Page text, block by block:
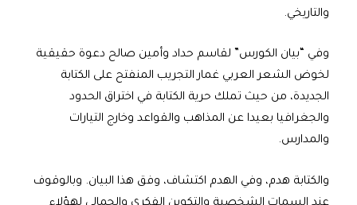
والتاريخي.
وفي “بيان الكورس” لقاسم حداد وأمين صالح دعوة حقيقية
لخوض الشعر العربي غمار التجريب المنفتح على الكتابة
الجديدة، من حيث تملك حرية الكتابة في اختراق الحدود
والجغرافيا بعيدا عن المذاهب والقواعد وخارج التيارات
والمدارس.
والكتابة هدم، وفي الهدم اكتشاف، وفق هذا البيان. وبالوقوف